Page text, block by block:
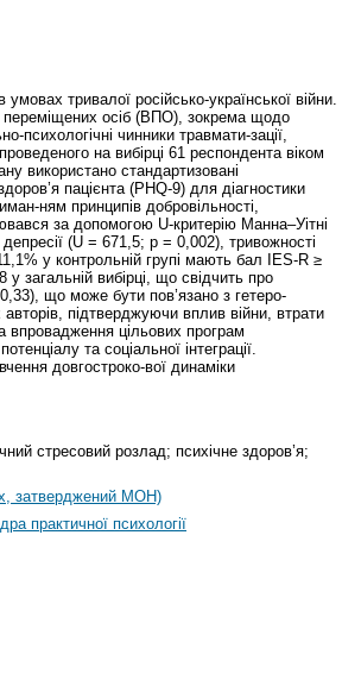
тривалої російсько-української війни.
переміщених осіб (ВПО), зокрема щодо
психологічні чинники травмати-зації,
на вибірці 61 респондента віком
використано стандартизовані
пацієнта (PHQ-9) для діагностики
ням принципів добровільності,
за допомогою U-критерію Манна–Уітні
(U = 671,5; p = 0,002), тривожності
у контрольній групі мають бал IES-R ≥
загальній вибірці, що свідчить про
що може бути пов’язано з гетеро-
підтверджуючи вплив війни, втрати
впровадження цільових програм
та соціальної інтеграції.
довгостроко-вої динаміки
стресовий розлад; психічне здоров’я;
затверджений МОН)
практичної психології